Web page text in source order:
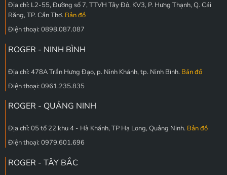
Địa chỉ: L2-55, Đường số 7, TTVH Tây Đô, KV3, P. Hưng Thạnh, Q. Cái
Răng, TP. Cần Thơ. Bản đồ
Điện thoại: 0898.087.087
ROGER - NINH BÌNH
Địa chỉ: 478A Trần Hưng Đạo, p. Ninh Khánh, tp. Ninh Bình. Bản đồ
Điện thoại: 0961.235.835
ROGER - QUẢNG NINH
Địa chỉ: 05 tổ 22 khu 4 - Hà Khánh, TP Hạ Long, Quảng Ninh. Bản đồ
Điện thoại: 0979.601.696
ROGER - TÂY BẮC